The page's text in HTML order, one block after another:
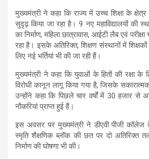
मुख्यमंत्री ने कहा कि राज्य में उच्च शिक्षा के
सुदृढ़ किया जा रहा है। 9 नए महाविद्यालयों की
का निर्माण, महिला छात्रावास, आईटी लैब एवं परीक्षा
रहा है। इसके अतिरिक्त, शिक्षण संस्थानों में
लिए नई भर्तियां भी की जा रही हैं।
मुख्यमंत्री ने कहा कि युवाओं के हितों की रक्षा
विरोधी कानून लागू किया गया है, जिसके
उन्होंने कहा कि पिछले चार वर्षों में 30 हजार से
नौकरियां प्राप्त हुई हैं।
इस अवसर पर मुख्यमंत्री ने डीएवी पीजी कॉलेज
स्मृति शैक्षणिक ब्लॉक की छत पर दो अतिरिक्त
निर्माण की घोषणा भी की।